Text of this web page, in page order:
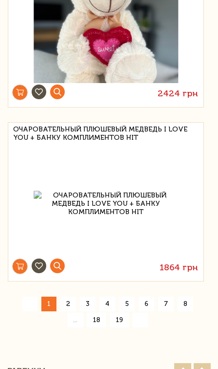
2424 грн
ОЧАРОВАТЕЛЬНЫЙ ПЛЮШЕВЫЙ МЕДВЕДЬ I LOVE
YOU + БАНКУ КОМПЛИМЕНТОВ HIT
1864 грн
1 2 3 4 5 6 7 8
18 19